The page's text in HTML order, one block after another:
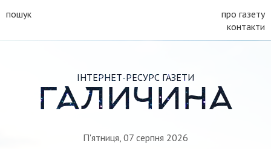
пошук
про газету
контакти
ІНТЕРНЕТ-РЕСУРС ГАЗЕТИ
ГАЛИЧИНА
П'ятниця, 07 серпня 2026